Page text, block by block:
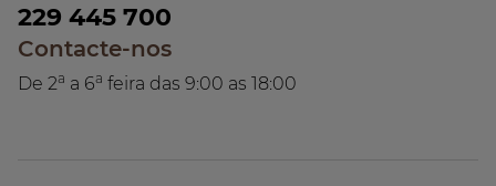
229 445 700
Contacte-nos
De 2a a 6a feira das 9:00 as 18:00